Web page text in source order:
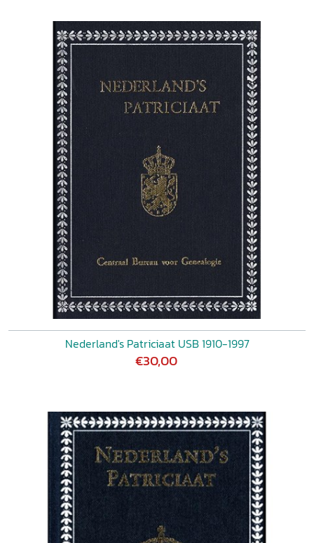
Nederland's Patriciaat USB 1910-1997
€30,00